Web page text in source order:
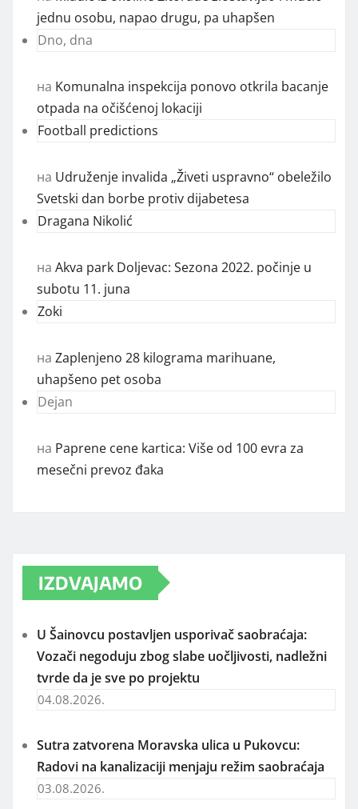
jednu osobu, napao drugu, pa uhapšen
Dno, dna
на Komunalna inspekcija ponovo otkrila bacanje
otpada na očišćenoj lokaciji
Football predictions
на Udruženje invalida „Živeti uspravno“ obeležilo
Svetski dan borbe protiv dijabetesa
Dragana Nikolić
на Akva park Doljevac: Sezona 2022. počinje u
subotu 11. juna
Zoki
на Zaplenjeno 28 kilograma marihuane,
uhapšeno pet osoba
Dejan
на Paprene cene kartica: Više od 100 evra za
mesečni prevoz đaka
IZDVAJAMO
U Šainovcu postavljen usporivač saobraćaja:
Vozači negoduju zbog slabe uočljivosti, nadležni
tvrde da je sve po projektu
04.08.2026.
Sutra zatvorena Moravska ulica u Pukovcu:
Radovi na kanalizaciji menjaju režim saobraćaja
03.08.2026.